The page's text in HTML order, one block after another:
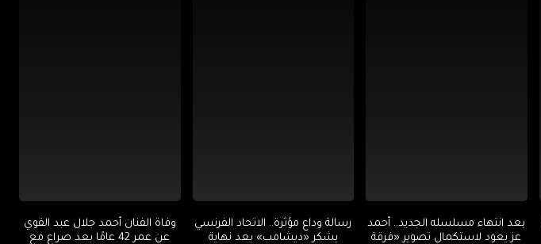
بعد انتهاء مسلسله الجديد.. أحمد
عز يعود لاستكمال تصوير «فرقة
رسالة وداع مؤثرة.. الاتحاد الفرنسي
يشكر «ديشامب» بعد نهاية
وفاة الفنان أحمد جلال عبد القوي
عن عمر 42 عامًا بعد صراع مع